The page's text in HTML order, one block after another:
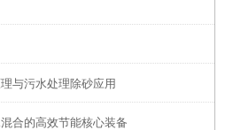
与污水处理除砂应用
合的高效节能核心装备